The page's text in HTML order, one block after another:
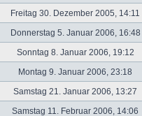
Freitag 30. Dezember 2005, 14:11
Donnerstag 5. Januar 2006, 16:48
Sonntag 8. Januar 2006, 19:12
Montag 9. Januar 2006, 23:18
Samstag 21. Januar 2006, 13:27
Samstag 11. Februar 2006, 14:06